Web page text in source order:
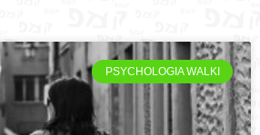
PSYCHOLOGIA WALKI